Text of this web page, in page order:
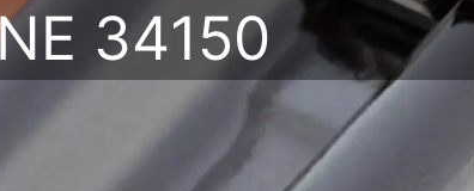
34150